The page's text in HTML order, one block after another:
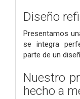
Diseño
Presentamos
se integra
parte de un
Nuestro
hecho a